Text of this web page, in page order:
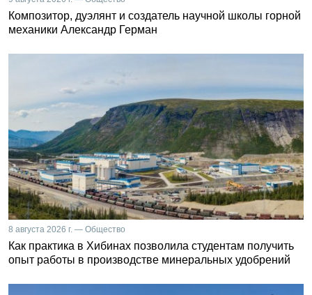
Композитор, дуэлянт и создатель научной школы горной
механики Александр Герман
8 августа 2026 г. — Общество
Как практика в Хибинах позволила студентам получить
опыт работы в производстве минеральных удобрений